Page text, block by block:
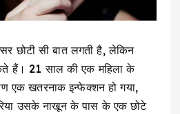
छोटी सी बात लगती है, लेकिन
हैं। 21 साल की एक महिला के
एक खतरनाक इन्फेक्शन हो गया,
उसके नाखून के पास के एक छोटे